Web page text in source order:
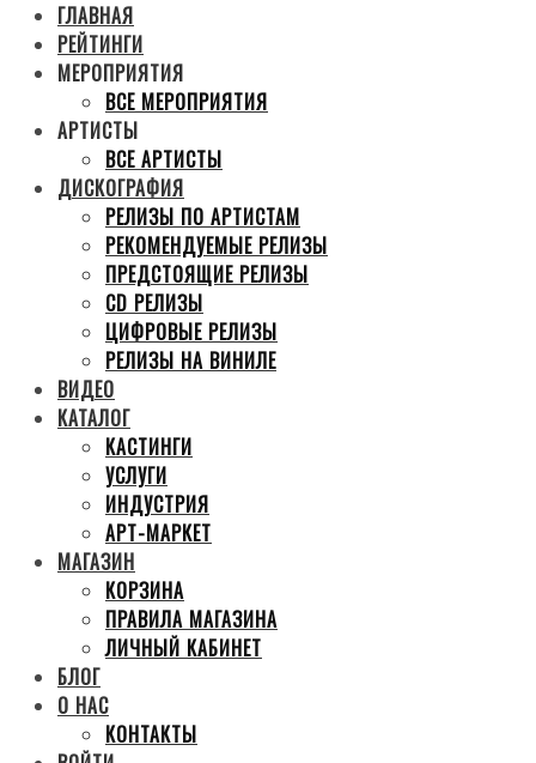
ГЛАВНАЯ
РЕЙТИНГИ
МЕРОПРИЯТИЯ
ВСЕ МЕРОПРИЯТИЯ
АРТИСТЫ
ВСЕ АРТИСТЫ
ДИСКОГРАФИЯ
РЕЛИЗЫ ПО АРТИСТАМ
РЕКОМЕНДУЕМЫЕ РЕЛИЗЫ
ПРЕДСТОЯЩИЕ РЕЛИЗЫ
CD РЕЛИЗЫ
ЦИФРОВЫЕ РЕЛИЗЫ
РЕЛИЗЫ НА ВИНИЛЕ
ВИДЕО
КАТАЛОГ
КАСТИНГИ
УСЛУГИ
ИНДУСТРИЯ
АРТ-МАРКЕТ
МАГАЗИН
КОРЗИНА
ПРАВИЛА МАГАЗИНА
ЛИЧНЫЙ КАБИНЕТ
БЛОГ
О НАС
КОНТАКТЫ